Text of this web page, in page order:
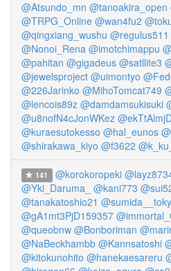
@Atsundo_mn @tanoakira_open
@TRPG_Online @wan4fu2
@qingxiang_wushu @regulus511
@Nonoi_Rena @imotchimappu
@pahitan @gigadeus @satllite3
@jewelsproject @uimontyo
@226Jarinko @MihoTomcat749
@lencois89z @damdamsukisuki
@u8nofN4cJonWKez
@kuraesutokesso @hal_eunos
@shirakawa_kiyo @f3622
141 @korokoropeki
@Yki_Daruma_ @kani773
@tanakatoshio21
@gA1mt3PjD159357
@queobnw @Bonboriman
@NaBeckhambb @Kannsatoshi
@kitokunohito @hanekaesareru